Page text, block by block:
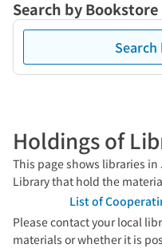
Search by Bookstore
Holdings of
This page shows libraries
Library that hold the
List of
Please contact your local
materials or whether it is